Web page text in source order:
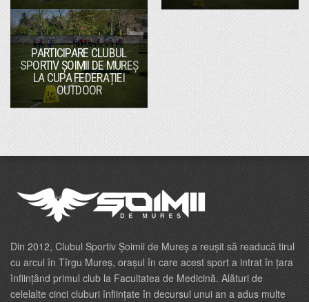
PARTICIPARE CLUBUL
SPORTIV ȘOIMII DE MUREȘ
LA CUPA FEDERAȚIEI
OUTDOOR
Din 2012, Clubul Sportiv Șoimii de Mureș a reușit să readucă tirul
cu arcul în Tîrgu Mureș, orașul în care acest sport a intrat în țara
înființând primul club la Facultatea de Medicină. Alături de
celelalte cinci cluburi înființate în decursul unui an a adus multe